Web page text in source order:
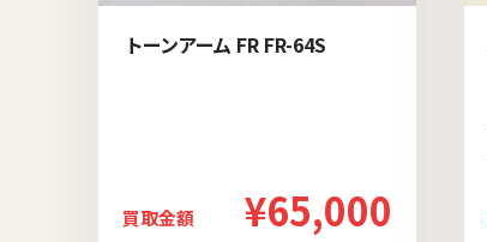
トーンアーム FR FR-64S
買取金額 ¥65,000